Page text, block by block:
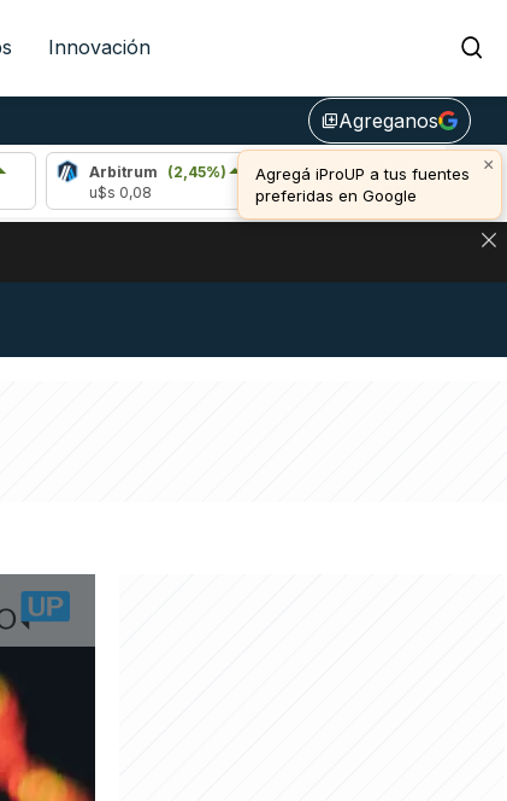
Innovación
library_addAgreganos
×
Agregá iProUP a tus fuentes
preferidas en Google
Arbitrum
(2,45%)
Bitcoin (0,27%)
u$s 65.000,00
EN BITCOIN, DÓLAR CRIPTO Y EXCHANGES